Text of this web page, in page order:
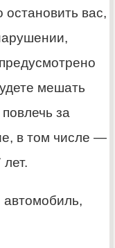
вас,
мешать
за
в том числе —